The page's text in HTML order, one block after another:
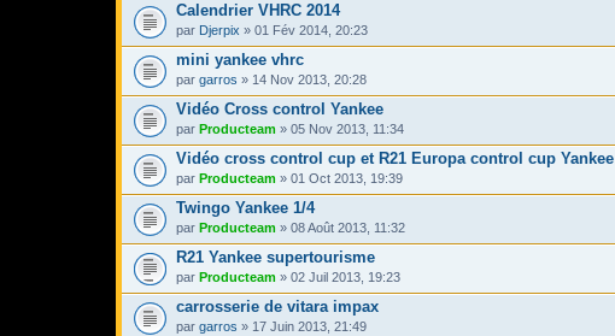
Calendrier VHRC 2014
par Djerpix » 01 Fév 2014, 20:23
mini yankee vhrc
par garros » 14 Nov 2013, 20:28
Vidéo Cross control Yankee
par Producteam » 05 Nov 2013, 11:34
Vidéo cross control cup et R21 Europa control cup Yankee
par Producteam » 01 Oct 2013, 19:39
Twingo Yankee 1/4
par Producteam » 08 Août 2013, 11:32
R21 Yankee supertourisme
par Producteam » 02 Juil 2013, 19:23
carrosserie de vitara impax
par garros » 17 Juin 2013, 21:49